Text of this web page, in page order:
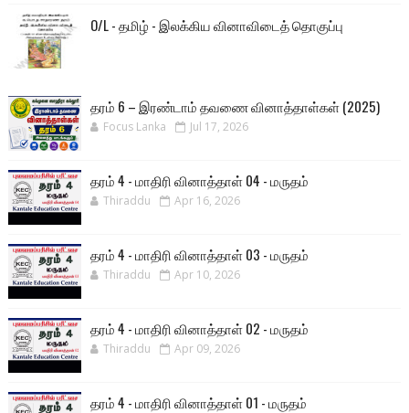
O/L - தமிழ் - இலக்கிய வினாவிடைத் தொகுப்பு
தரம் 6 – இரண்டாம் தவணை வினாத்தாள்கள் (2025)
Focus Lanka Jul 17, 2026
தரம் 4 - மாதிரி வினாத்தாள் 04 - மருதம்
Thiraddu Apr 16, 2026
தரம் 4 - மாதிரி வினாத்தாள் 03 - மருதம்
Thiraddu Apr 10, 2026
தரம் 4 - மாதிரி வினாத்தாள் 02 - மருதம்
Thiraddu Apr 09, 2026
தரம் 4 - மாதிரி வினாத்தாள் 01 - மருதம்